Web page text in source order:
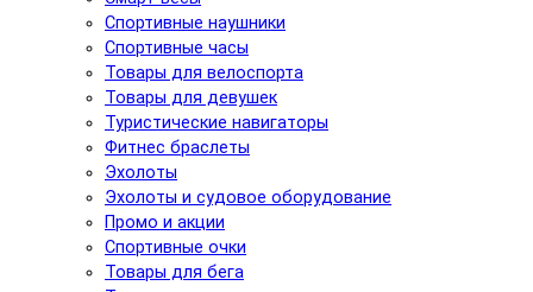
Спортивные наушники
Спортивные часы
Товары для велоспорта
Товары для девушек
Туристические навигаторы
Фитнес браслеты
Эхолоты
Эхолоты и судовое оборудование
Промо и акции
Спортивные очки
Товары для бега